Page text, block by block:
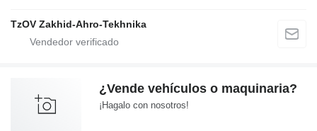
TzOV Zakhid-Ahro-Tekhnika
¿Vende vehículos o maquinaria?
¡Hagalo con nosotros!